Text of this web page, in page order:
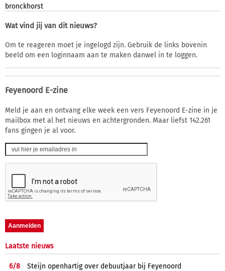
bronckhorst
Wat vind jij van dit nieuws?
Om te reageren moet je ingelogd zijn. Gebruik de links bovenin
beeld om een loginnaam aan te maken danwel in te loggen.
Feyenoord E-zine
Meld je aan en ontvang elke week een vers Feyenoord E-zine in je
mailbox met al het nieuws en achtergronden. Maar liefst 142.261
fans gingen je al voor.
Laatste nieuws
6/8
Steijn openhartig over debuutjaar bij Feyenoord